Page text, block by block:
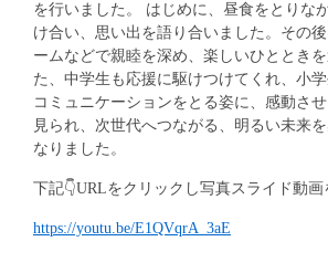
を行いました。 はじめに、昼食をとりな
け合い、思い出を語り合いました。その
ームなどで親睦を深め、楽しいひととき
た、中学生も応援に駆けつけてくれ、小
コミュニケーションをとる姿に、感動さ
見られ、次世代へつながる、明るい未来
なりました。
下記👇URLをクリックし写真スライド動画
https://youtu.be/E1QVqrA_3aE